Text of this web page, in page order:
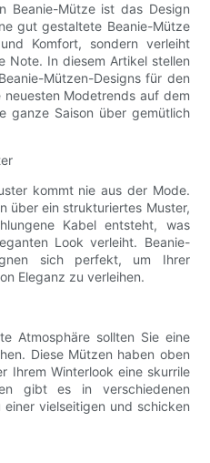
Beanie-Mütze ist das Design
gut gestaltete Beanie-Mütze
Komfort, sondern verleiht
Note. In diesem Artikel stellen
Mützen-Designs für den
Modetrends auf dem
ganze Saison über gemütlich
kommt nie aus der Mode.
über ein strukturiertes Muster,
Kabel entsteht, was
Look verleiht. Beanie-
sich perfekt, um Ihrer
Eleganz zu verleihen.
Atmosphäre sollten Sie eine
Diese Mützen haben oben
Ihrem Winterlook eine skurrile
gibt es in verschiedenen
vielseitigen und schicken